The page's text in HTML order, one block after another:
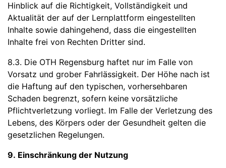
Hinblick auf die Richtigkeit, Vollständigkeit und
Aktualität der auf der Lernplattform eingestellten
Inhalte sowie dahingehend, dass die eingestellten
Inhalte frei von Rechten Dritter sind.
8.3. Die OTH Regensburg haftet nur im Falle von
Vorsatz und grober Fahrlässigkeit. Der Höhe nach ist
die Haftung auf den typischen, vorhersehbaren
Schaden begrenzt, sofern keine vorsätzliche
Pflichtverletzung vorliegt. Im Falle der Verletzung des
Lebens, des Körpers oder der Gesundheit gelten die
gesetzlichen Regelungen.
9. Einschränkung der Nutzung